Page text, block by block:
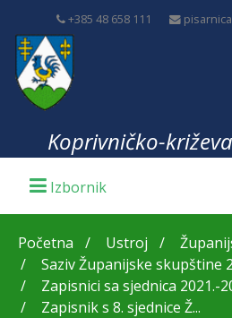
+385 48 658 111
Koprivničko-
Početna Ustroj
Saziv Županijske skupštine
Zapisnici sa sjednica 2021.-
Zapisnik s 8. sjednice Ž...